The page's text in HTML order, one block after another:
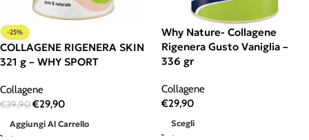
-25%
COLLAGENE RIGENERA SKIN
321 g – WHY SPORT
Collagene
€39,90€29,90
Aggiungi Al Carrello
Why Nature- Collagene
Rigenera Gusto Vaniglia –
336 gr
Collagene
€29,90
Scegli